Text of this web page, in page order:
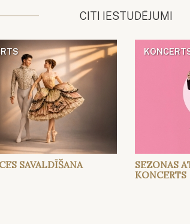
CITI IESTUDĒJUMI
SAVALDĪŠANA
SEZONAS
KONCERTS